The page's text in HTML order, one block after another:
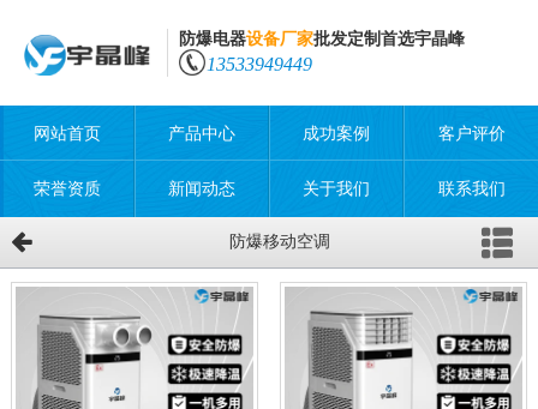
防爆电器设备厂家批发定制首选宇晶峰
13533949449
网站首页 产品中心 成功案例 客户评价
荣誉资质 新闻动态 关于我们 联系我们
防爆移动空调